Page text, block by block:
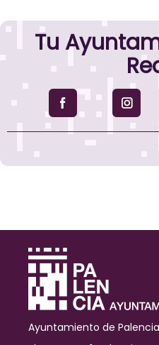
de
tráfico
en
del
Parque
Ribera
Sur
la
de
la
ITA
Tu
Ayuntamiento de